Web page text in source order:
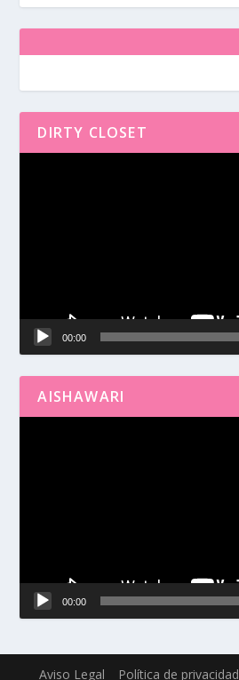
DIRTY CLOSET
00:00
AISHAWARI
00:00
Aviso Legal Política de privacidad